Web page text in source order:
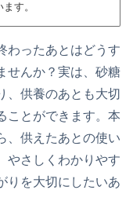
す。
わったあとはどうす
せんか？実は、砂糖
、供養のあとも大切
ことができます。本
、供えたあとの使い
やさしくわかりやす
りを大切にしたいあ